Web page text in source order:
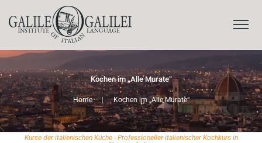
Kochen im „Alle Murate“
Home Kochen im „Alle Murate“
Kurse der italienischen Küche - Professioneller italienischer Kochkurs in